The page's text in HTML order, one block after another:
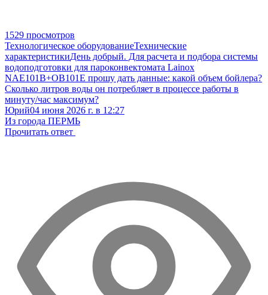
1529 просмотров
Технологическое оборудованиеТехнические
характеристикиДень добрый. Для расчета и подбора системы
водоподготовки для пароконвектомата Lainox
NAE101B+OB101E прошу дать данные: какой объем бойлера?
Сколько литров воды он потребляет в процессе работы в
минуту/час максимум?
Юрий04 июня 2026 г. в 12:27
Из города ПЕРМЬ
Прочитать ответ